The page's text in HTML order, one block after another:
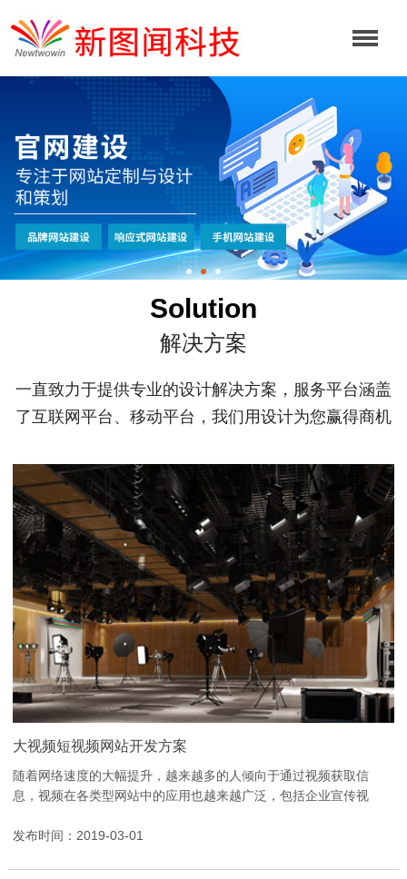
Solution
解决方案
一直致力于提供专业的设计解决方案，服务平台涵盖
了互联网平台、移动平台，我们用设计为您赢得商机
大视频短视频网站开发方案
随着网络速度的大幅提升，越来越多的人倾向于通过视频获取信
息，视频在各类型网站中的应用也越来越广泛，包括企业宣传视
发布时间：2019-03-01